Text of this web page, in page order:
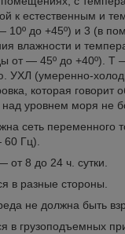
к естественным и
до +45º) и 3 (в
влажности и
от — 45º до +40º). Т
УХЛ (умеренно-
которая говорит
уровнем моря не
сеть переменного
Гц).
8 до 24 ч. сутки.
в разные стороны.
не должна быть
в грузоподъемных